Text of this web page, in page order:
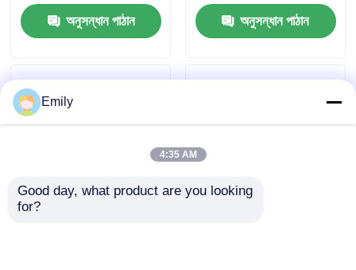
গুণমান নিয়ন্ত্রণ
খবর
প্রসারিত ধাতু তারের জাল
অনুসন্ধান পাঠান অনুসন্ধান পাঠান
Emily
4:35 AM
Good day, what product are you looking
for?